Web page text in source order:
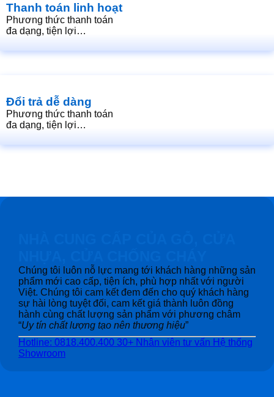
Thanh toán linh hoạt
Phương thức thanh toán
đa dạng, tiện lợi…
Đổi trả dễ dàng
Phương thức thanh toán
đa dạng, tiện lợi…
Chúng tôi luôn nỗ lực mang tới khách hàng những sản
phẩm mới cao cấp, tiện ích, phù hợp nhất với người
Việt. Chúng tôi cam kết đem đến cho quý khách hàng
sự hài lòng tuyệt đối, cam kết giá thành luôn đồng
hành cùng chất lượng sản phẩm với phương châm
“Uy tín chất lượng tạo nên thương hiệu”
Hotline: 0818.400.400 30+ Nhân viên tư vấn Hệ thống
Showroom